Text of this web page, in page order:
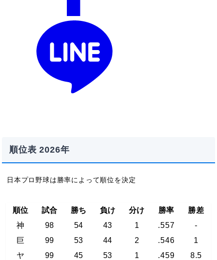
順位表 2026年
日本プロ野球は勝率によって順位を決定
順位 試合 勝ち 負け 分け 勝率
勝差
神
98 54 43 1 .557
-
巨
99 53 44 2 .546
1
ヤ
99 45 53 1 .459
8.5